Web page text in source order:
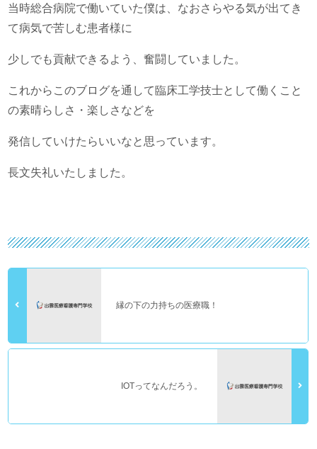
当時総合病院で働いていた僕は、なおさらやる気が出てき
て病気で苦しむ患者様に
少しでも貢献できるよう、奮闘していました。
これからこのブログを通して臨床工学技士として働くこと
の素晴らしさ・楽しさなどを
発信していけたらいいなと思っています。
長文失礼いたしました。
縁の下の力持ちの医療職！
IOTってなんだろう。